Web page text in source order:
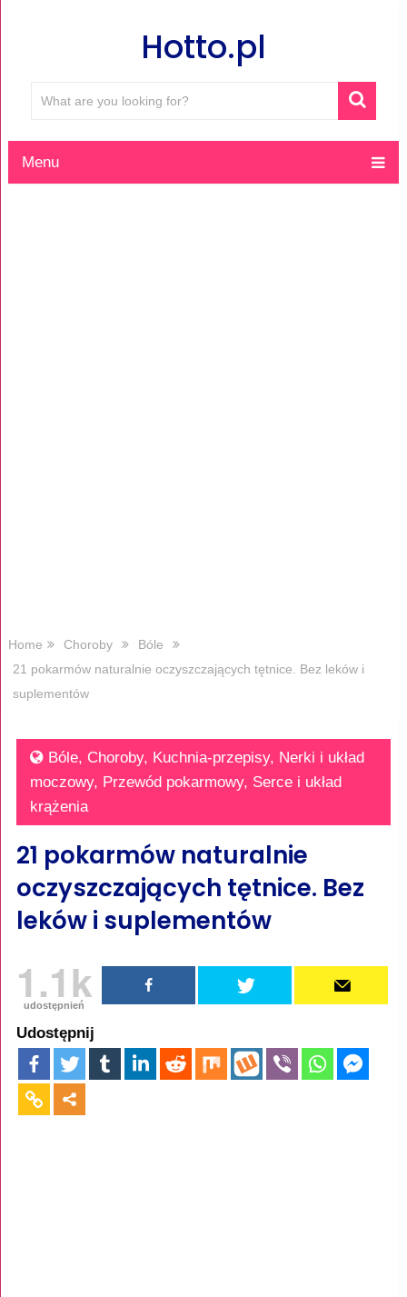
Hotto.pl
Menu
Home Choroby
Bóle
21 pokarmów naturalnie oczyszczających tętnice. Bez leków i
suplementów
Bóle, Choroby, Kuchnia-przepisy, Nerki i układ
moczowy, Przewód pokarmowy, Serce i układ
krążenia
21 pokarmów naturalnie
oczyszczających tętnice. Bez
leków i suplementów
1.1k
udostępnień
Udostępnij